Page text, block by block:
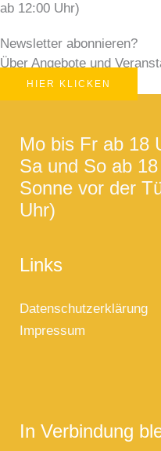
ab 12:00 Uhr)
Newsletter abonnieren?
Über Angebote und
HIER KLICKEN
Mo bis Fr ab 18
Sa und So ab
Sonne vor der
Uhr)
Links
Datenschutzerklärung
Impressum
In Verbindung